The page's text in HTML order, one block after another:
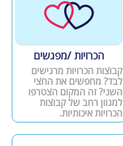
הכרויות /מפגשים
קבוצות הכרויות מרגישים
לבד? מחפשים את החצי
השני? זה המקום הצטרפו
למגוון רחב של קבוצות
הכרויות איכותיות.